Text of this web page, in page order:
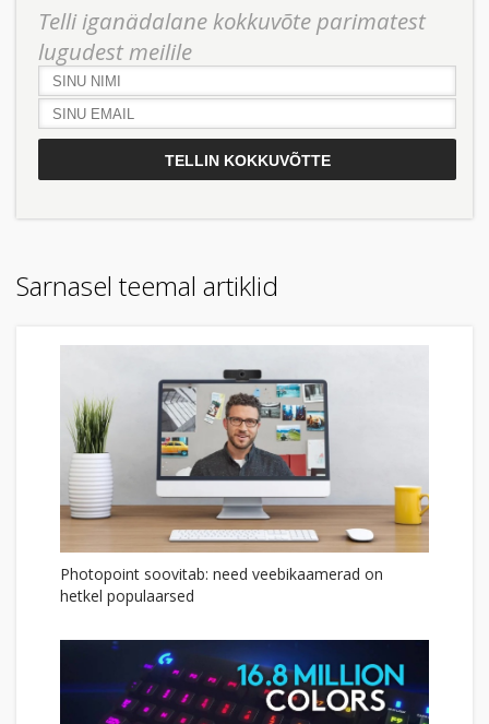
Telli iganädalane kokkuvõte parimatest
lugudest meilile
Sarnasel teemal artiklid
Photopoint soovitab: need veebikaamerad on
hetkel populaarsed